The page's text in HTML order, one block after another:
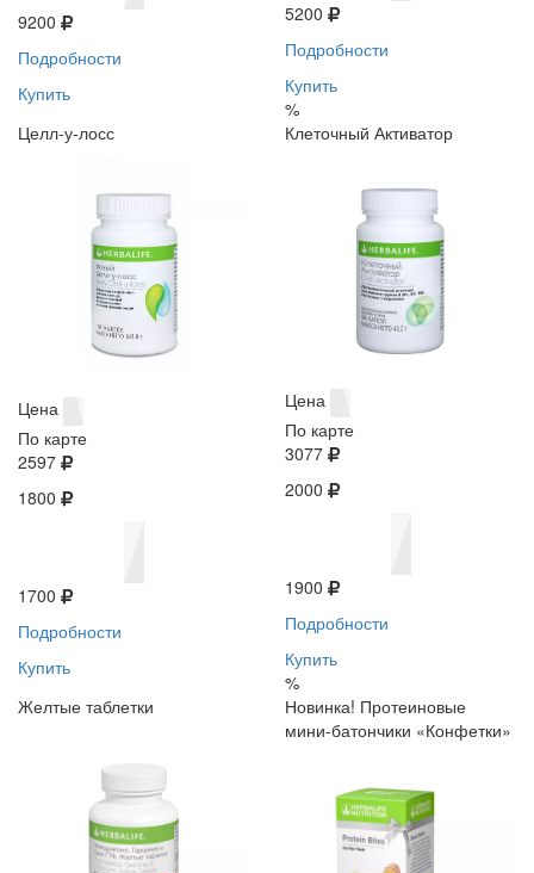
9200
Подробности
Купить
5200
Подробности
Купить
%
Целл-у-лосс
Цена
По карте
2597
1800
1700
Подробности
Купить
Клеточный Активатор
Цена
По карте
3077
2000
1900
Подробности
Купить
%
Желтые таблетки
Новинка! Протеиновые
мини-батончики «Конфетки»